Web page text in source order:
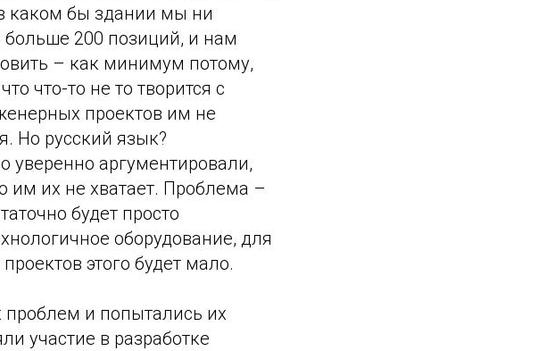
каком бы здании мы ни
больше 200 позиций, и нам
– как минимум потому,
что-то не то творится с
проектов им не
Но русский язык?
уверенно аргументировали,
им их не хватает. Проблема –
будет просто
оборудование, для
этого будет мало.
проблем и попытались их
участие в разработке